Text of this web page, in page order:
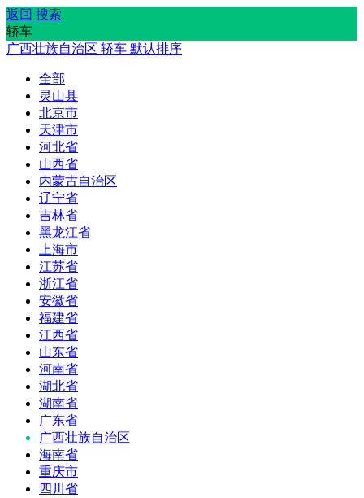
返回 搜索
轿车
广西壮族自治区 轿车 默认排序
全部
灵山县
北京市
天津市
河北省
山西省
内蒙古自治区
辽宁省
吉林省
黑龙江省
上海市
江苏省
浙江省
安徽省
福建省
江西省
山东省
河南省
湖北省
湖南省
广东省
广西壮族自治区
海南省
重庆市
四川省